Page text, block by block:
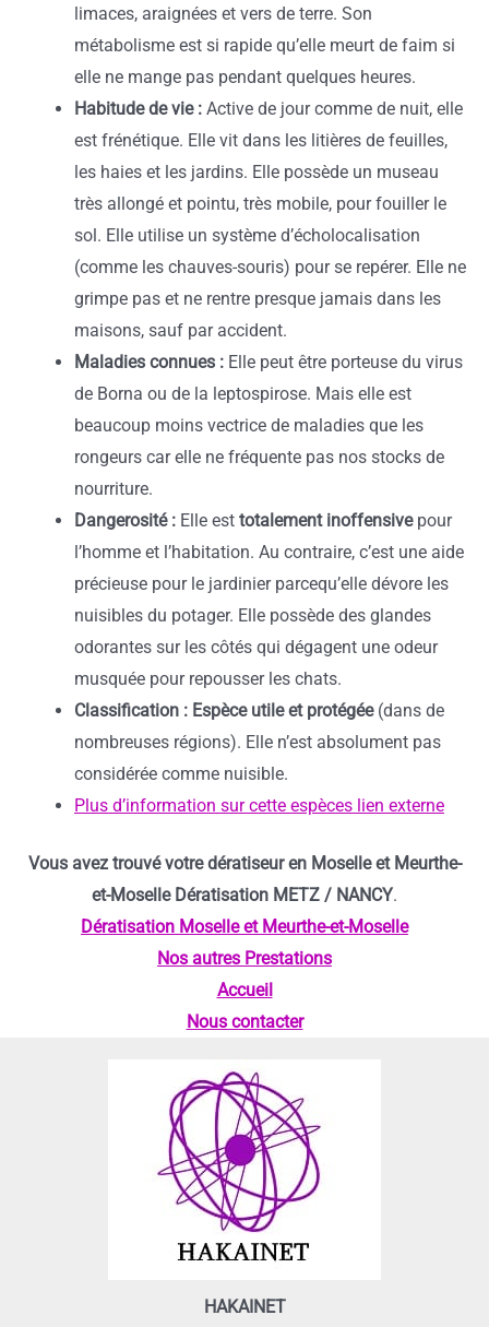
limaces, araignées et vers de terre. Son
métabolisme est si rapide qu’elle meurt de faim si
elle ne mange pas pendant quelques heures.
Habitude de vie : Active de jour comme de nuit, elle
est frénétique. Elle vit dans les litières de feuilles,
les haies et les jardins. Elle possède un museau
très allongé et pointu, très mobile, pour fouiller le
sol. Elle utilise un système d’écholocalisation
(comme les chauves-souris) pour se repérer. Elle ne
grimpe pas et ne rentre presque jamais dans les
maisons, sauf par accident.
Maladies connues : Elle peut être porteuse du virus
de Borna ou de la leptospirose. Mais elle est
beaucoup moins vectrice de maladies que les
rongeurs car elle ne fréquente pas nos stocks de
nourriture.
Dangerosité : Elle est totalement inoffensivepour
l’homme et l’habitation. Au contraire, c’est une aide
précieuse pour le jardinier parcequ’elle dévore les
nuisibles du potager. Elle possède des glandes
odorantes sur les côtés qui dégagent une odeur
musquée pour repousser les chats.
Classification : Espèce utile et protégée(dans de
nombreuses régions). Elle n’est absolument pas
considérée comme nuisible.
Plus d’information sur cette espèces lien externe
Vous avez trouvé votre dératiseur en Moselle et Meurthe-
et-Moselle Dératisation METZ / NANCY.
Dératisation Moselle et Meurthe-et-Moselle
Nos autres Prestations
Accueil
Nous contacter
HAKAINET